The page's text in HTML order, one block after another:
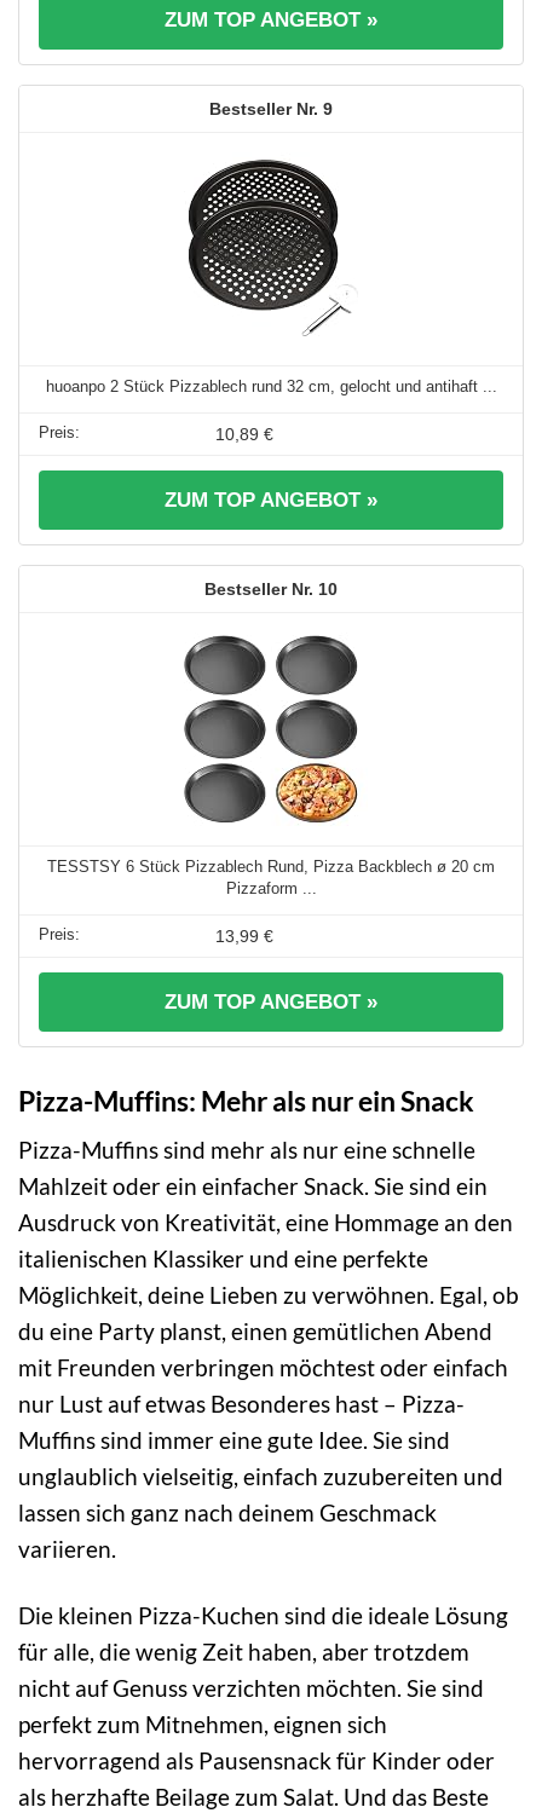
ZUM TOP ANGEBOT »
9
huoanpo 2 Stück Pizzablech rund 32 cm, gelocht und antihaft ...
10,89 €
ZUM TOP ANGEBOT »
10
TESSTSY 6 Stück Pizzablech Rund, Pizza Backblech ø 20 cm
Pizzaform ...
13,99 €
ZUM TOP ANGEBOT »
Pizza-Muffins: Mehr als nur ein Snack
Pizza-Muffins sind mehr als nur eine schnelle
Mahlzeit oder ein einfacher Snack. Sie sind ein
Ausdruck von Kreativität, eine Hommage an den
italienischen Klassiker und eine perfekte
Möglichkeit, deine Lieben zu verwöhnen. Egal, ob
du eine Party planst, einen gemütlichen Abend
mit Freunden verbringen möchtest oder einfach
nur Lust auf etwas Besonderes hast – Pizza-
Muffins sind immer eine gute Idee. Sie sind
unglaublich vielseitig, einfach zuzubereiten und
lassen sich ganz nach deinem Geschmack
variieren.
Die kleinen Pizza-Kuchen sind die ideale Lösung
für alle, die wenig Zeit haben, aber trotzdem
nicht auf Genuss verzichten möchten. Sie sind
perfekt zum Mitnehmen, eignen sich
hervorragend als Pausensnack für Kinder oder
als herzhafte Beilage zum Salat. Und das Beste